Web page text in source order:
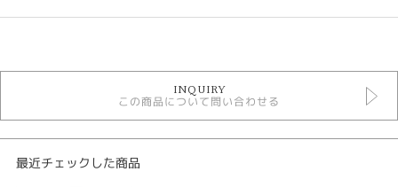
デジタルジュエリーリフォーム
オーダーメイド リング
INQUIRY
この商品について問い合わせる
最近チェックした商品